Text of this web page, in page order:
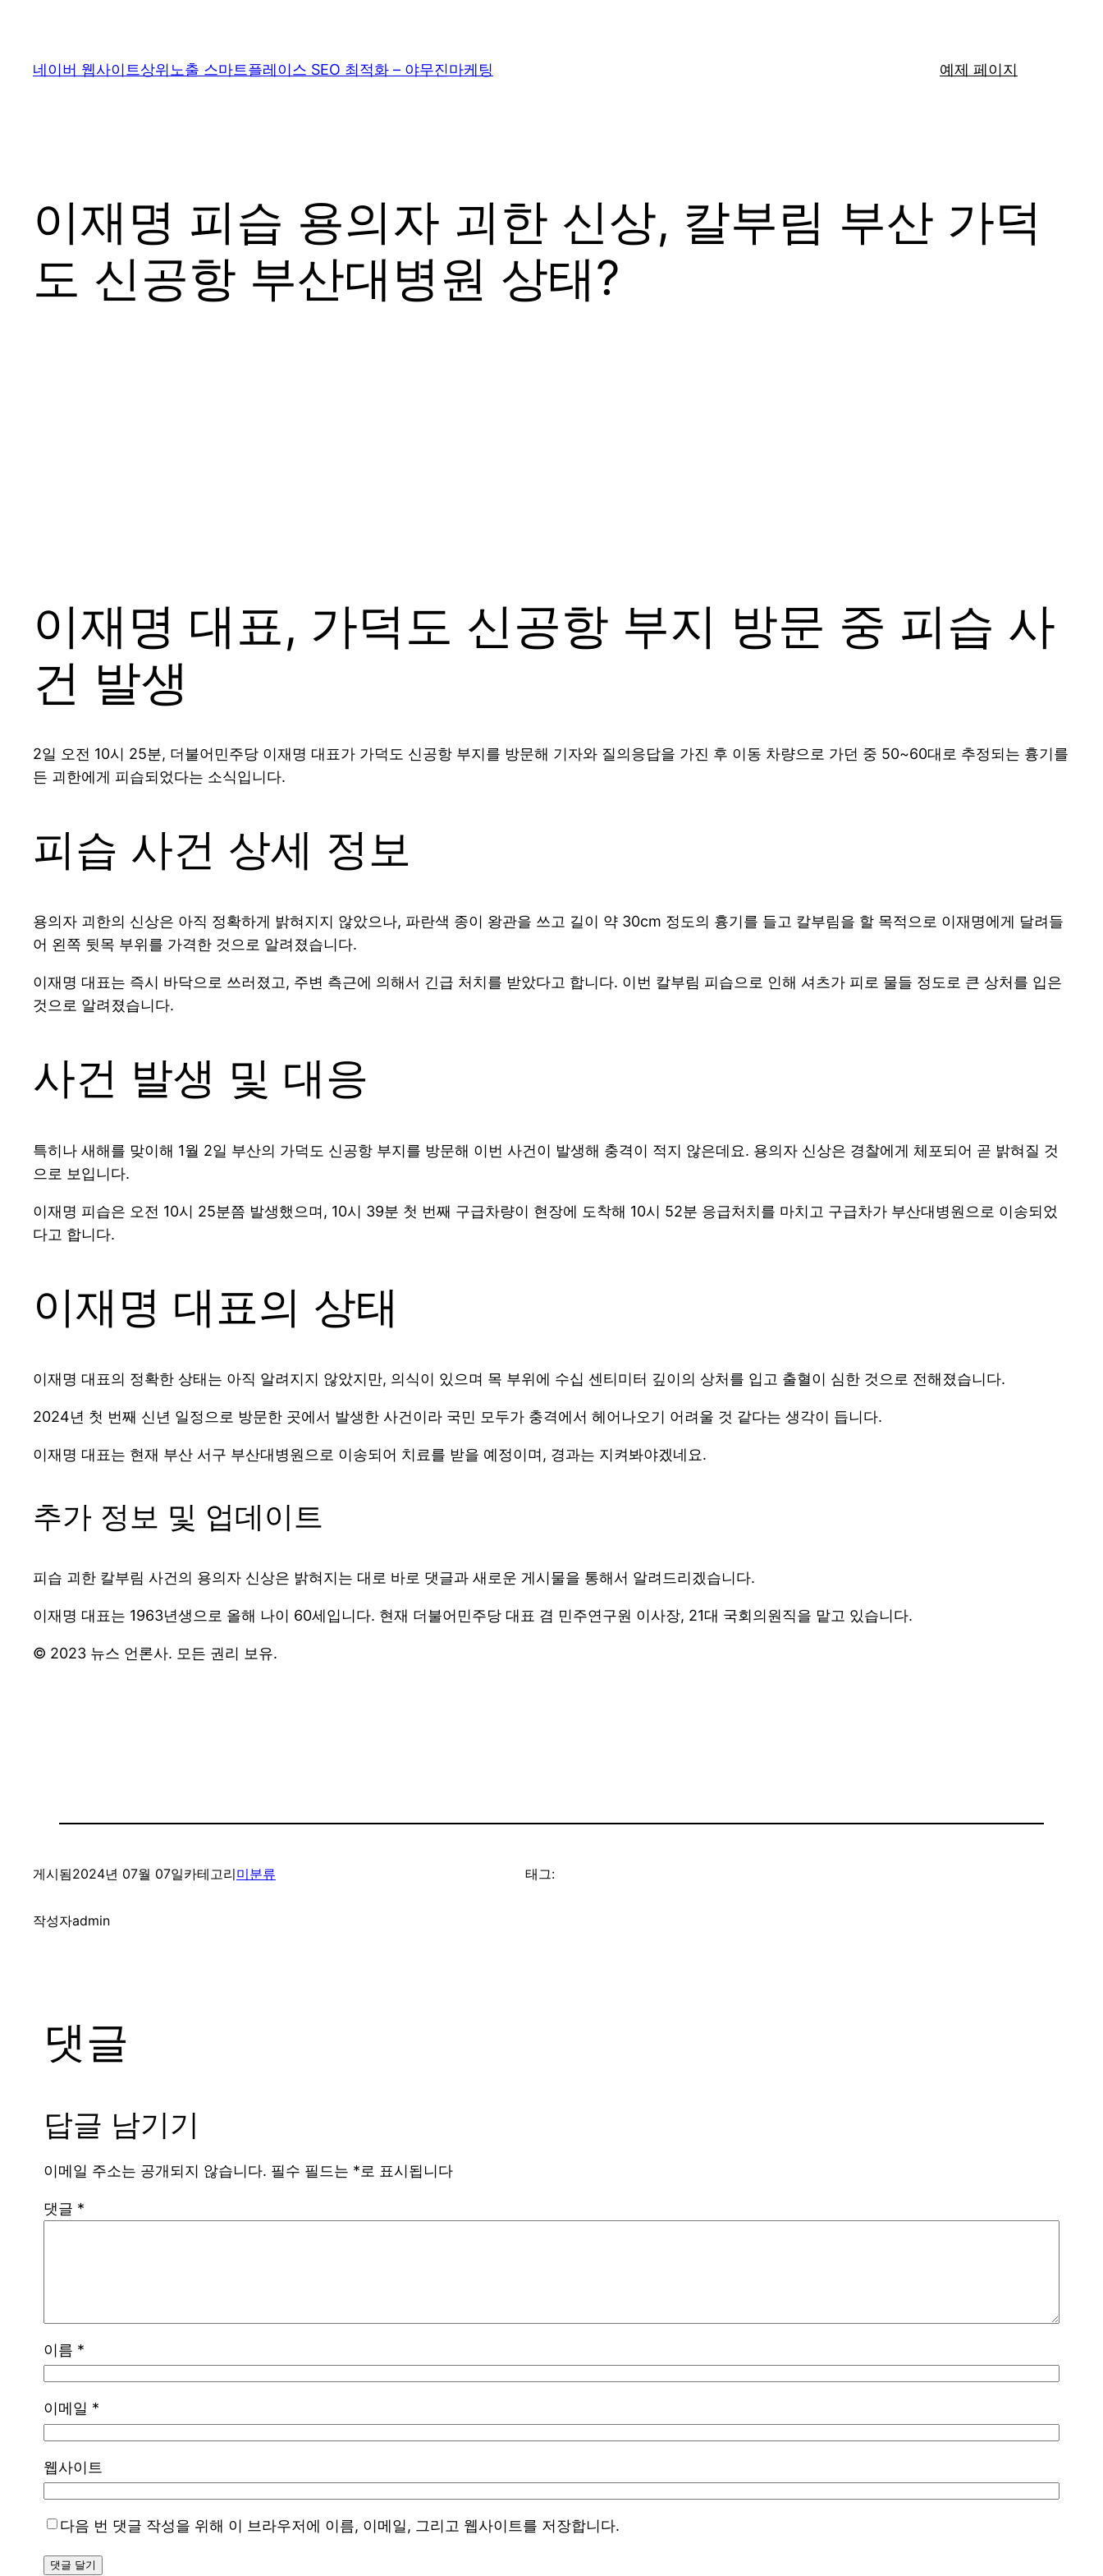
네이버 웹사이트상위노출 스마트플레이스 SEO 최적화 – 야무진마케팅 예제 페이지
이재명 피습 용의자 괴한 신상, 칼부림 부산 가덕
도 신공항 부산대병원 상태?
이재명 대표, 가덕도 신공항 부지 방문 중 피습 사
건 발생
2일 오전 10시 25분, 더불어민주당 이재명 대표가 가덕도 신공항 부지를 방문해 기자와 질의응답을 가진 후 이동 차량으로 가던 중 50~60대로 추정되는 흉기를
든 괴한에게 피습되었다는 소식입니다.
피습 사건 상세 정보
용의자 괴한의 신상은 아직 정확하게 밝혀지지 않았으나, 파란색 종이 왕관을 쓰고 길이 약 30cm 정도의 흉기를 들고 칼부림을 할 목적으로 이재명에게 달려들
어 왼쪽 뒷목 부위를 가격한 것으로 알려졌습니다.
이재명 대표는 즉시 바닥으로 쓰러졌고, 주변 측근에 의해서 긴급 처치를 받았다고 합니다. 이번 칼부림 피습으로 인해 셔츠가 피로 물들 정도로 큰 상처를 입은
것으로 알려졌습니다.
사건 발생 및 대응
특히나 새해를 맞이해 1월 2일 부산의 가덕도 신공항 부지를 방문해 이번 사건이 발생해 충격이 적지 않은데요. 용의자 신상은 경찰에게 체포되어 곧 밝혀질 것
으로 보입니다.
이재명 피습은 오전 10시 25분쯤 발생했으며, 10시 39분 첫 번째 구급차량이 현장에 도착해 10시 52분 응급처치를 마치고 구급차가 부산대병원으로 이송되었
다고 합니다.
이재명 대표의 상태
이재명 대표의 정확한 상태는 아직 알려지지 않았지만, 의식이 있으며 목 부위에 수십 센티미터 깊이의 상처를 입고 출혈이 심한 것으로 전해졌습니다.
2024년 첫 번째 신년 일정으로 방문한 곳에서 발생한 사건이라 국민 모두가 충격에서 헤어나오기 어려울 것 같다는 생각이 듭니다.
이재명 대표는 현재 부산 서구 부산대병원으로 이송되어 치료를 받을 예정이며, 경과는 지켜봐야겠네요.
추가 정보 및 업데이트
피습 괴한 칼부림 사건의 용의자 신상은 밝혀지는 대로 바로 댓글과 새로운 게시물을 통해서 알려드리겠습니다.
이재명 대표는 1963년생으로 올해 나이 60세입니다. 현재 더불어민주당 대표 겸 민주연구원 이사장, 21대 국회의원직을 맡고 있습니다.
© 2023 뉴스 언론사. 모든 권리 보유.
게시됨2024년 07월 07일카테고리미분류
작성자admin
태그:
댓글
답글 남기기
이메일 주소는 공개되지 않습니다. 필수 필드는 *로 표시됩니다
댓글 *
이름 *
이메일 *
웹사이트
다음 번 댓글 작성을 위해 이 브라우저에 이름, 이메일, 그리고 웹사이트를 저장합니다.